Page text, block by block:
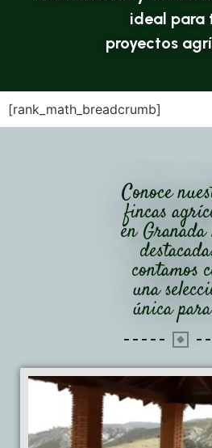
ideal para
proyectos
[rank_math_breadcrumb]
Conoce
fincas
en Granada
contamos
una
única